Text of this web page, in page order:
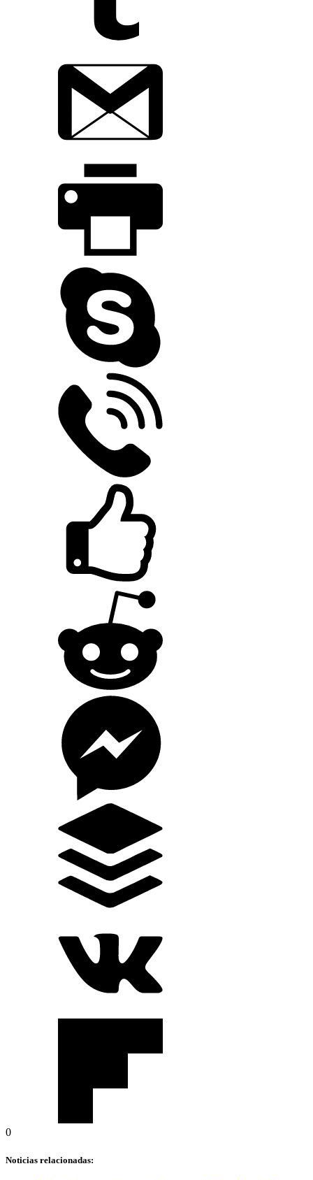
0
Noticias relacionadas: